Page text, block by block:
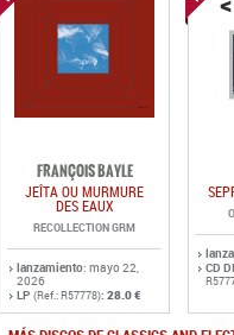
FRANÇOIS BAYLE
JEÎTA OU MURMURE
DES EAUX
RECOLLECTION GRM
lanzamiento: mayo 22,
2026
LP (Ref.: R57778): 28.0 €
CD